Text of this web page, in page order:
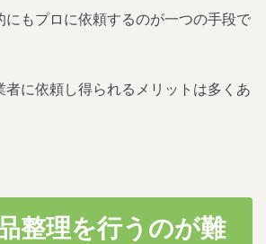
にもプロに依頼するのが一つの手段で
者に依頼し得られるメリットは多くあ
整理を行うのが難